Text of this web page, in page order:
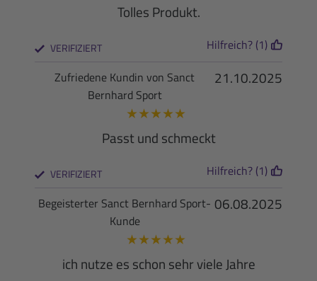
Tolles Produkt.
VERIFIZIERT Hilfreich? (1)
21.10.2025
Zufriedene Kundin von Sanct
Bernhard Sport
★★★★★
Passt und schmeckt
VERIFIZIERT Hilfreich? (1)
06.08.2025
Begeisterter Sanct Bernhard Sport-
Kunde
★★★★★
ich nutze es schon sehr viele Jahre